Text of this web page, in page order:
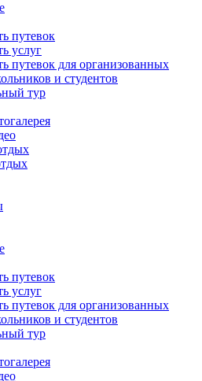
путевок
услуг
путевок для организованных
и студентов
тур
путевок
услуг
путевок для организованных
и студентов
тур